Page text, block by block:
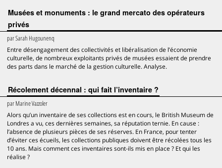
Musées et monuments : le grand mercato des opérateurs
privés
parSarah Hugounenq
Entre désengagement des collectivités et libéralisation de l’économie
culturelle, de nombreux exploitants privés de musées essaient de prendre
des parts dans le marché de la gestion culturelle. Analyse.
Récolement décennal : qui fait l’inventaire ?
parMarine Vazzoler
Alors qu’un inventaire de ses collections est en cours, le British Museum de
Londres a vu, ces dernières semaines, sa réputation ternie. En cause :
l’absence de plusieurs pièces de ses réserves. En France, pour tenter
d’éviter ces écueils, les collections publiques doivent être récolées tous les
10 ans. Mais comment ces inventaires sont-ils mis en place ? Et qui les
réalise ?